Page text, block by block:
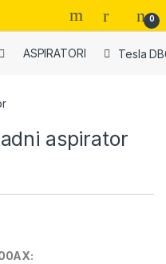
0
ASPIRATORI Tesla
aspirator